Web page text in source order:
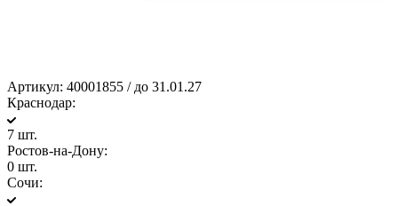
Артикул: 40001855 / до 31.01.27
Краснодар:
7 шт.
Ростов-на-Дону:
0 шт.
Сочи: